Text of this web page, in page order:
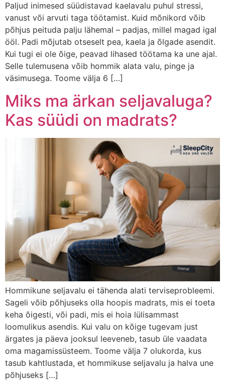
Paljud inimesed süüdistavad kaelavalu puhul stressi,
vanust või arvuti taga töötamist. Kuid mõnikord võib
põhjus peituda palju lähemal – padjas, millel magad igal
ööl. Padi mõjutab otseselt pea, kaela ja õlgade asendit.
Kui tugi ei ole õige, peavad lihased töötama ka une ajal.
Selle tulemusena võib hommik alata valu, pinge ja
väsimusega. Toome välja 6 […]
Miks ma ärkan seljavaluga?
Kas süüdi on madrats?
Hommikune seljavalu ei tähenda alati terviseprobleemi.
Sageli võib põhjuseks olla hoopis madrats, mis ei toeta
keha õigesti, või padi, mis ei hoia lülisammast
loomulikus asendis. Kui valu on kõige tugevam just
ärgates ja päeva jooksul leeveneb, tasub üle vaadata
oma magamissüsteem. Toome välja 7 olukorda, kus
tasub kahtlustada, et hommikuse seljavalu ja halva une
põhjuseks […]